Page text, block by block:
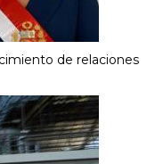
de relaciones